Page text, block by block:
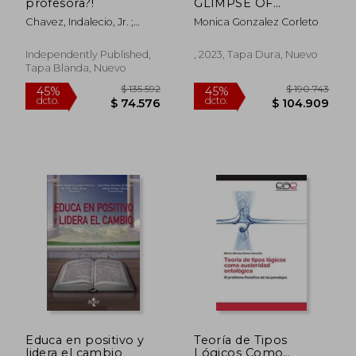
10%
dcto. $ 64.800
10%
dcto.
Chavez, Indalecio, Jr. ;
Stephen
Independently Published,
Tapa Blanda, Nuevo
ETERNITY. Life is a
Story - story.one (en
Monica Gonzalez Corleto
, 2023, Tapa Dura, Nuevo
Educa en positivo y
lidera el cambio
Teoría de Tipos
Lógicos Como